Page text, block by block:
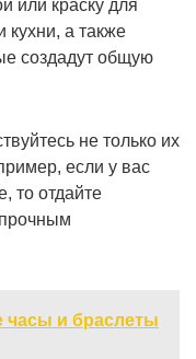
или краску для
кухни, а также
создадут общую
не только их
если у вас
то отдайте
часы и браслеты